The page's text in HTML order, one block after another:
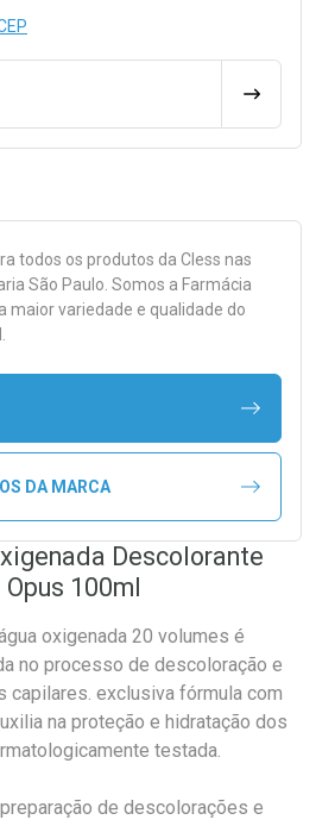
todos os produtos da Cless nas
São Paulo. Somos a Farmácia
maior variedade e qualidade do
DA MARCA
Descolorante
100ml
oxigenada 20 volumes é
no processo de descoloração e
capilares. exclusiva fórmula com
na proteção e hidratação dos
testada.
de descolorações e